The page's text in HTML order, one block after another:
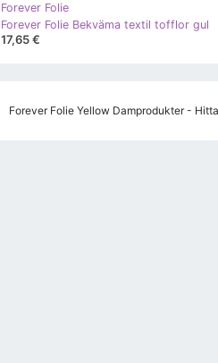
Forever Folie
Forever Folie Bekväma textil tofflor gul
17,65 €
Forever Folie Yellow Damprodukter -